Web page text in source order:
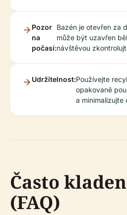
Pozor
na
počasí:
Bazén je otevřen za
může být uzavřen
návštěvou
Udržitelnost:Používejte
opakovaně
a minimalizujte
Často
(FAQ)